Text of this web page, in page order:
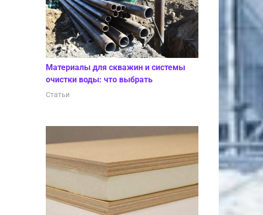
Материалы для скважин и системы
очистки воды: что выбрать
Статьи